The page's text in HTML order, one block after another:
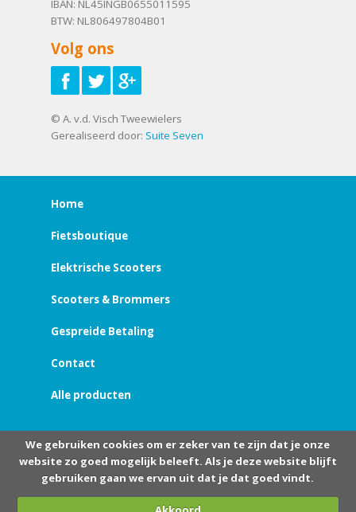
IBAN: NL45INGB0655011595
BTW: NL806497804B01
Volg ons
© A. v.d. Visch Tweewielers
Gerealiseerd door: Suite Seven
Home
Fietsboutique
Elektrische Scooters
Scooters & Brommers
Gespreide Betaling
Contact
Alle producten
We gebruiken cookies om er zeker van te zijn dat je onze
website zo goed mogelijk beleeft. Als je deze website blijft
gebruiken gaan we ervan uit dat je dat goed vindt.